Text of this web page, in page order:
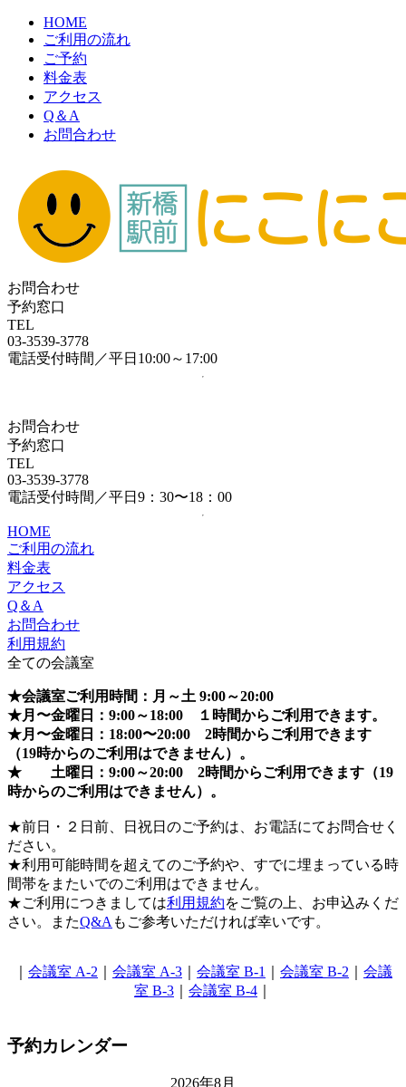
HOME
ご利用の流れ
ご予約
料金表
アクセス
Q＆A
お問合わせ
お問合わせ
予約窓口
TEL
03-3539-3778
電話受付時間／平日10:00～17:00
お問合わせ
予約窓口
TEL
03-3539-3778
電話受付時間／平日9：30〜18：00
HOME
ご利用の流れ
料金表
アクセス
Q＆A
お問合わせ
利用規約
全ての会議室
★会議室ご利用時間：月～土 9:00～20:00
★月〜金曜日：9:00～18:00 １時間からご利用できます。
★月〜金曜日：18:00〜20:00 2時間からご利用できます
（19時からのご利用はできません）。
★ 土曜日：9:00～20:00 2時間からご利用できます（19
時からのご利用はできません）。
★前日・２日前、日祝日のご予約は、お電話にてお問合せく
ださい。
★利用可能時間を超えてのご予約や、すでに埋まっている時
間帯をまたいでのご利用はできません。
★ご利用につきましては利用規約をご覧の上、お申込みくだ
さい。またQ&A もご参考いただければ幸いです。
会議室 A-2 会議室 A-3 会議室 B-1 会議室 B-2
会議
室 B-3
会議室 B-4
予約カレンダー
2026年8月